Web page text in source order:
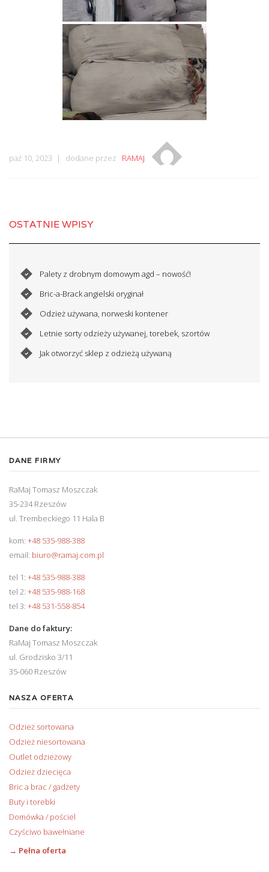
paź 10, 2023 dodane przez RAMAJ
OSTATNIE WPISY
Palety z drobnym domowym agd – nowość!
Bric-a-Brack angielski oryginał
Odzież używana, norweski kontener
Letnie sorty odzieży używanej, torebek, szortów
Jak otworzyć sklep z odzieżą używaną
DANE FIRMY
RaMaj Tomasz Moszczak
35-234 Rzeszów
ul. Trembeckiego 11 Hala B
kom: +48 535-988-388
email: biuro@ramaj.com.pl
tel 1: +48 535-988-388
tel 2: +48 535-988-168
tel 3: +48 531-558-854
Dane do faktury:
RaMaj Tomasz Moszczak
ul. Grodzisko 3/11
35-060 Rzeszów
NASZA OFERTA
Odzież sortowana
Odzież niesortowana
Outlet odzieżowy
Odzież dziecięca
Bric a brac / gadżety
Buty i torebki
Domówka / pościel
Czyściwo bawełniane
→ Pełna oferta